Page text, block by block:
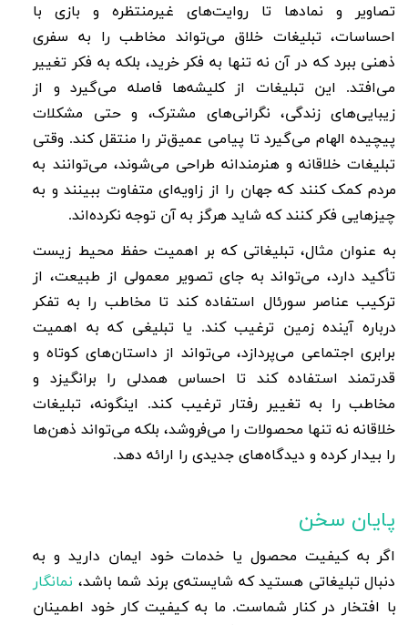
تصاویر و نمادها تا روایت‌های غیرمنتظره و بازی با
احساسات، تبلیغات خلاق می‌تواند مخاطب را به سفری
ذهنی ببرد که در آن نه تنها به فکر خرید، بلکه به فکر تغییر
می‌افتد. این تبلیغات از کلیشه‌ها فاصله می‌گیرد و از
زیبایی‌های زندگی، نگرانی‌های مشترک، و حتی مشکلات
پیچیده الهام می‌گیرد تا پیامی عمیق‌تر را منتقل کند. وقتی
تبلیغات خلاقانه و هنرمندانه طراحی می‌شوند، می‌توانند به
مردم کمک کنند که جهان را از زاویه‌ای متفاوت ببینند و به
چیزهایی فکر کنند که شاید هرگز به آن توجه نکرده‌اند.
به عنوان مثال، تبلیغاتی که بر اهمیت حفظ محیط زیست
تأکید دارد، می‌تواند به جای تصویر معمولی از طبیعت، از
ترکیب عناصر سورئال استفاده کند تا مخاطب را به تفکر
درباره آینده زمین ترغیب کند. یا تبلیغی که به اهمیت
برابری اجتماعی می‌پردازد، می‌تواند از داستان‌های کوتاه و
قدرتمند استفاده کند تا احساس همدلی را برانگیزد و
مخاطب را به تغییر رفتار ترغیب کند. اینگونه، تبلیغات
خلاقانه نه تنها محصولات را می‌فروشد، بلکه می‌تواند ذهن‌ها
را بیدار کرده و دیدگاه‌های جدیدی را ارائه دهد.
پایان سخن
اگر به کیفیت محصول یا خدمات خود ایمان دارید و به
دنبال تبلیغاتی هستید که شایسته‌ی برند شما باشد، نمانگار
با افتخار در کنار شماست. ما به کیفیت کار خود اطمینان